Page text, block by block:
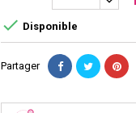
 Disponible
Partager